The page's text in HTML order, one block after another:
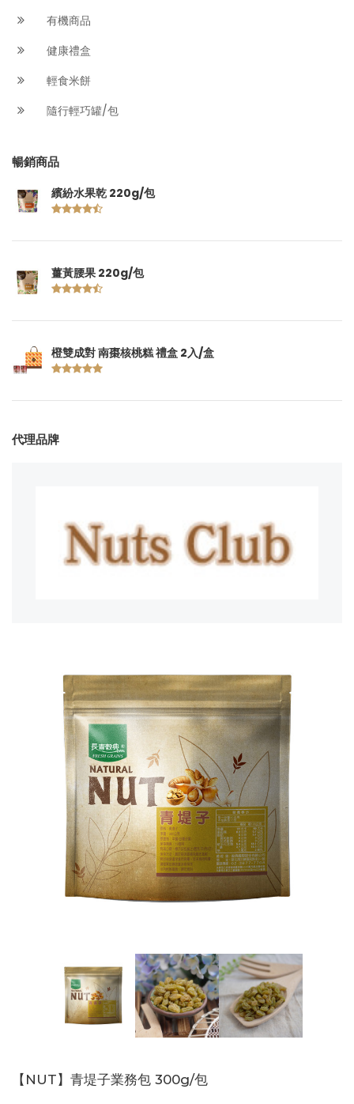
有機商品
健康禮盒
輕食米餅
隨行輕巧罐/包
暢銷商品
繽紛水果乾 220g/包
薑黃腰果 220g/包
橙雙成對 南棗核桃糕 禮盒 2入/盒
代理品牌
【NUT】青堤子業務包 300g/包